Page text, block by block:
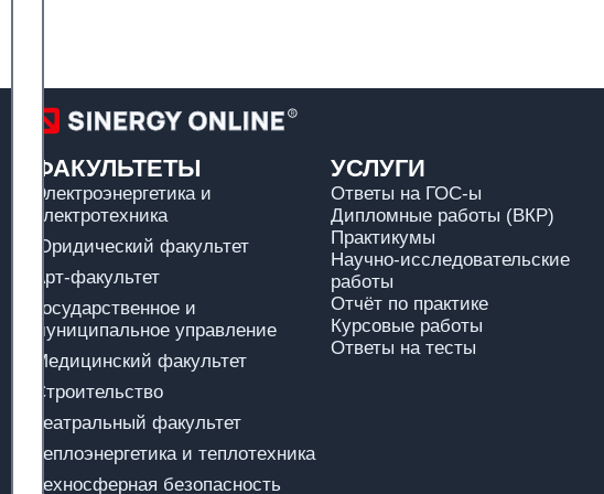
ФАКУЛЬТЕТЫ
Электроэнергетика и
электротехника
Юридический факультет
Арт-факультет
Государственное и
муниципальное управление
Медицинский факультет
Строительство
Театральный факультет
Теплоэнергетика и теплотехника
Техносферная безопасность
УСЛУГИ
Ответы на ГОС-ы
Дипломные работы (ВКР)
Практикумы
Научно-исследовательские
работы
Отчёт по практике
Курсовые работы
Ответы на тесты